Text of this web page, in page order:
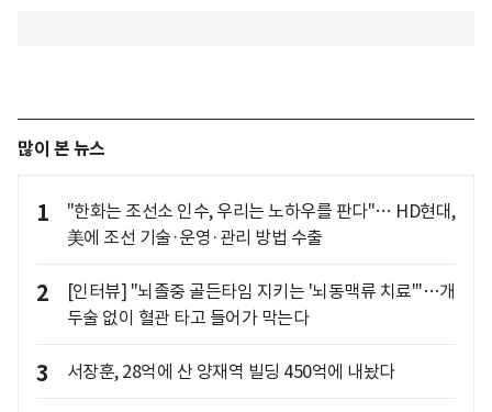
많이 본 뉴스
1
"한화는 조선소 인수, 우리는 노하우를 판다"… HD현대,
美에 조선 기술·운영·관리 방법 수출
2
[인터뷰] "뇌졸중 골든타임 지키는 '뇌동맥류 치료'"…개
두술 없이 혈관 타고 들어가 막는다
3 서장훈, 28억에 산 양재역 빌딩 450억에 내놨다